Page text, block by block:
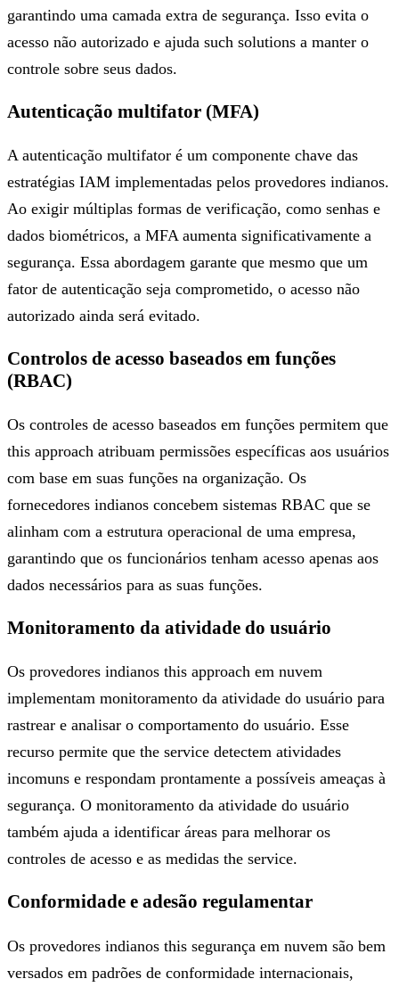
garantindo uma camada extra de segurança. Isso evita o
acesso não autorizado e ajuda such solutions a manter o
controle sobre seus dados.
Autenticação multifator (MFA)
A autenticação multifator é um componente chave das
estratégias IAM implementadas pelos provedores indianos.
Ao exigir múltiplas formas de verificação, como senhas e
dados biométricos, a MFA aumenta significativamente a
segurança. Essa abordagem garante que mesmo que um
fator de autenticação seja comprometido, o acesso não
autorizado ainda será evitado.
Controlos de acesso baseados em funções
(RBAC)
Os controles de acesso baseados em funções permitem que
this approach atribuam permissões específicas aos usuários
com base em suas funções na organização. Os
fornecedores indianos concebem sistemas RBAC que se
alinham com a estrutura operacional de uma empresa,
garantindo que os funcionários tenham acesso apenas aos
dados necessários para as suas funções.
Monitoramento da atividade do usuário
Os provedores indianos this approach em nuvem
implementam monitoramento da atividade do usuário para
rastrear e analisar o comportamento do usuário. Esse
recurso permite que the service detectem atividades
incomuns e respondam prontamente a possíveis ameaças à
segurança. O monitoramento da atividade do usuário
também ajuda a identificar áreas para melhorar os
controles de acesso e as medidas the service.
Conformidade e adesão regulamentar
Os provedores indianos this segurança em nuvem são bem
versados ​​em padrões de conformidade internacionais,